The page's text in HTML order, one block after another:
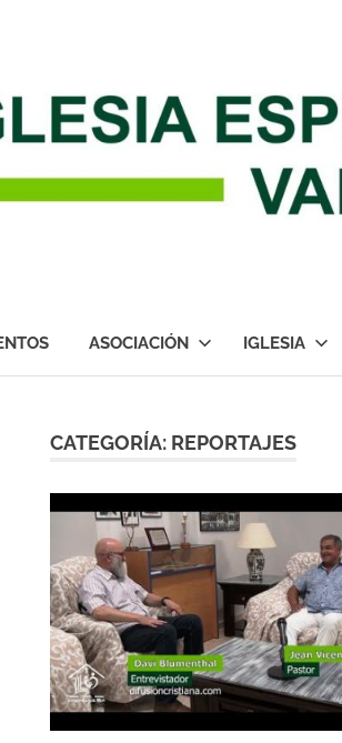
ASOCIACIÓN IGLESIA
CATEGORÍA: REPORTAJES